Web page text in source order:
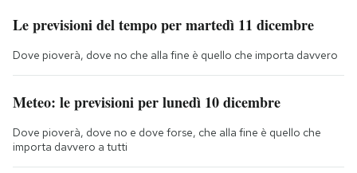
Le previsioni del tempo per martedì 11 dicembre
Dove pioverà, dove no che alla fine è quello che importa davvero
Meteo: le previsioni per lunedì 10 dicembre
Dove pioverà, dove no e dove forse, che alla fine è quello che
importa davvero a tutti